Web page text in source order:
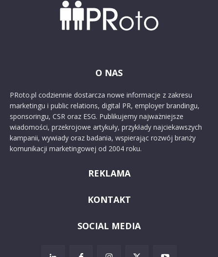
O NAS
PRoto.pl codziennie dostarcza nowe informacje z zakresu
marketingu i public relations, digital PR, employer brandingu,
sponsoringu, CSR oraz ESG. Publikujemy najważniejsze
wiadomości, przekrojowe artykuły, przykłady najciekawszych
kampanii, wywiady oraz badania, wspierając rozwój branży
komunikacji marketingowej od 2004 roku.
REKLAMA
KONTAKT
SOCIAL MEDIA